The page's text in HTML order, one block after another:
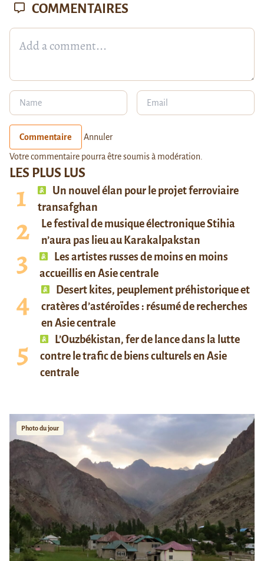
LES PLUS LUS
Un nouvel élan pour le projet ferroviaire
transafghan
Le festival de musique électronique Stihia
n’aura pas lieu au Karakalpakstan
Les artistes russes de moins en moins
accueillis en Asie centrale
Desert kites, peuplement préhistorique et
cratères d’astéroïdes : résumé de recherches
en Asie centrale
L’Ouzbékistan, fer de lance dans la lutte
contre le trafic de biens culturels en Asie
centrale
Photo du jour
COMMENTAIRES
Commentaire Annuler
Votre commentaire pourra être soumis à modération.